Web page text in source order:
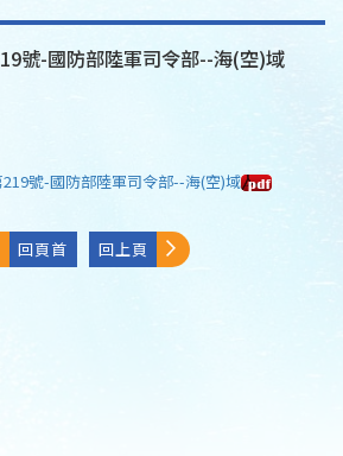
號-國防部陸軍司令部--海(空)域
號-國防部陸軍司令部--海(空)域
回頁首 回上頁